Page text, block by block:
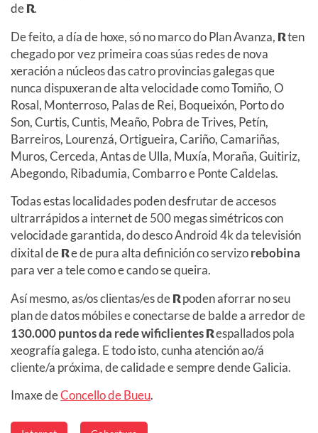
deR.
De feito, a día de hoxe, só no marco do Plan Avanza, Rten
chegado por vez primeira coas súas redes de nova
xeración a núcleos das catro provincias galegas que
nunca dispuxeran de alta velocidade como Tomiño, O
Rosal, Monterroso, Palas de Rei, Boqueixón, Porto do
Son, Curtis, Cuntis, Meaño, Pobra de Trives, Petín,
Barreiros, Lourenzá, Ortigueira, Cariño, Camariñas,
Muros, Cerceda, Antas de Ulla, Muxía, Moraña, Guitiriz,
Abegondo, Ribadumia, Combarro e Ponte Caldelas.
Todas estas localidades poden desfrutar de accesos
ultrarrápidos a internet de 500 megas simétricos con
velocidade garantida, do desco Android 4k da televisión
dixital deRe de pura alta definición co servizorebobina
para ver a tele como e cando se queira.
Así mesmo, as/os clientas/es deRpoden aforrar no seu
plan de datos móbiles e conectarse de balde a arredor de
130.000 puntos da rede wificlientesRespallados pola
xeografía galega. E todo isto, cunha atención ao/á
cliente/a próxima, de calidade e sempre dende Galicia.
Imaxe deConcello de Bueu.